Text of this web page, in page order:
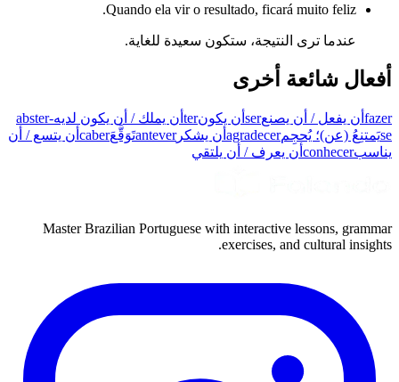
Quando ela vir o resultado, ficará muito feliz.
عندما ترى النتيجة، ستكون سعيدة للغاية.
أفعال شائعة أخرى
fazer أن يفعل / أن يصنعser أن يكونter أن يملك / أن يكون لديهabster-
seيَمتنِعُ (عن)؛ يُحجِمagradecer أن يشكرanteverتَوَقَّعَcaber أن يتسع / أن
يناسبconhecer أن يعرف / أن يلتقي
Master Brazilian Portuguese with interactive lessons, grammar
exercises, and cultural insights.